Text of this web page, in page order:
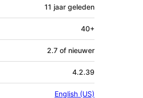
11 jaar geleden
40+
2.7 of nieuwer
4.2.39
English (US)